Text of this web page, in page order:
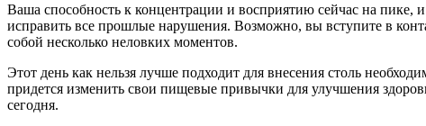
Ваша способность к концентрации и восприятию сейчас на
исправить все прошлые нарушения. Возможно, вы вступите в
собой несколько неловких моментов.
Этот день как нельзя лучше подходит для внесения столь
придется изменить свои пищевые привычки для улучшения
сегодня.